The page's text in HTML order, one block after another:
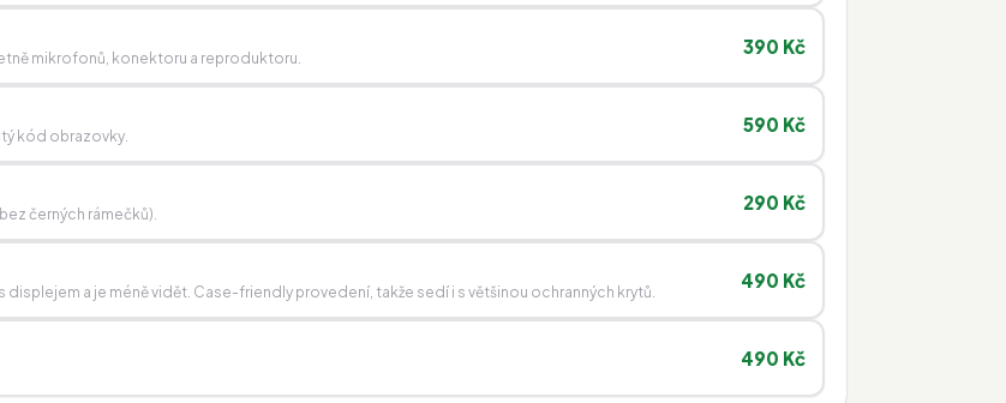
mikrofonů, konektoru a reproduktoru.
390 Kč
kód obrazovky.
590 Kč
černých rámečků).
290 Kč
displejem a je méně vidět. Case-friendly provedení, takže sedí i s většinou ochranných krytů.
490 Kč
490 Kč